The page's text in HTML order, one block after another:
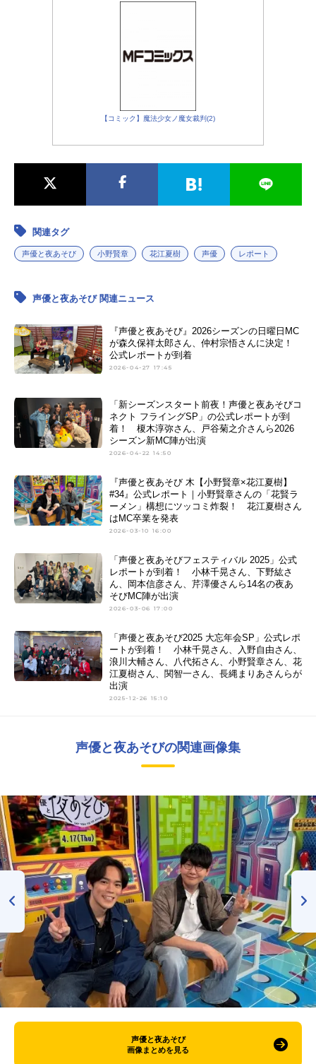
【コミック】魔法少女ノ魔女裁判(2)
関連タグ
声優と夜あそび 小野賢章 花江夏樹 声優 レポート
声優と夜あそび 関連ニュース
『声優と夜あそび』2026シーズンの日曜日MC
が森久保祥太郎さん、仲村宗悟さんに決定！
公式レポートが到着
2026-04-27 17:45
「新シーズンスタート前夜！声優と夜あそびコ
ネクト フライングSP」の公式レポートが到
着！ 榎木淳弥さん、戸谷菊之介さんら2026
シーズン新MC陣が出演
2026-04-22 14:50
『声優と夜あそび 木【小野賢章×花江夏樹】
#34』公式レポート｜小野賢章さんの「花賢ラ
ーメン」構想にツッコミ炸裂！ 花江夏樹さん
はMC卒業を発表
2026-03-10 16:00
「声優と夜あそびフェスティバル 2025」公式
レポートが到着！ 小林千晃さん、下野紘さ
ん、岡本信彦さん、芹澤優さんら14名の夜あ
そびMC陣が出演
2026-03-06 17:00
「声優と夜あそび2025 大忘年会SP」公式レポ
ートが到着！ 小林千晃さん、入野自由さん、
浪川大輔さん、八代拓さん、小野賢章さん、花
江夏樹さん、関智一さん、長縄まりあさんらが
出演
2025-12-26 15:10
声優と夜あそびの関連画像集
声優と夜あそび
画像まとめを見る